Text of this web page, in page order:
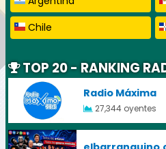
Chile
TOP 20 - RANKING
Radio Máxima
27,344 oyentes